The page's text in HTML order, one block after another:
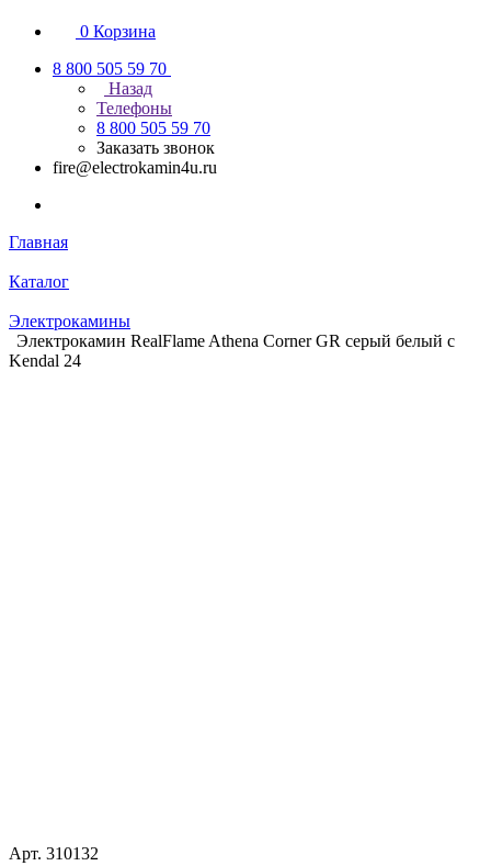
0 Корзина
8 800 505 59 70
Назад
Телефоны
8 800 505 59 70
Заказать звонок
fire@electrokamin4u.ru
Главная
Каталог
Электрокамины
Электрокамин RealFlame Athena Corner GR серый белый с
Kendal 24
Арт. 310132